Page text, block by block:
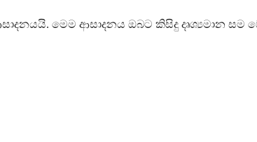
මෙම ආසාදනය ඔබට කිසිදු දෘශ්‍යමාන සම